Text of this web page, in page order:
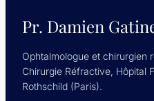
Pr. Damien
Ophtalmologue et chirurgien
Chirurgie Réfractive, Hôpital
Rothschild (Paris).